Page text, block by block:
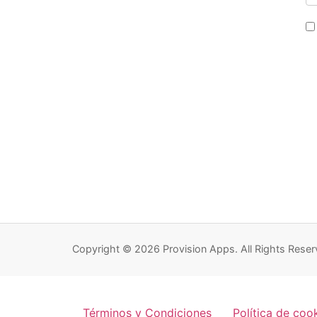
Copyright © 2026 Provision Apps. All Rights
Términos y Condiciones Política de